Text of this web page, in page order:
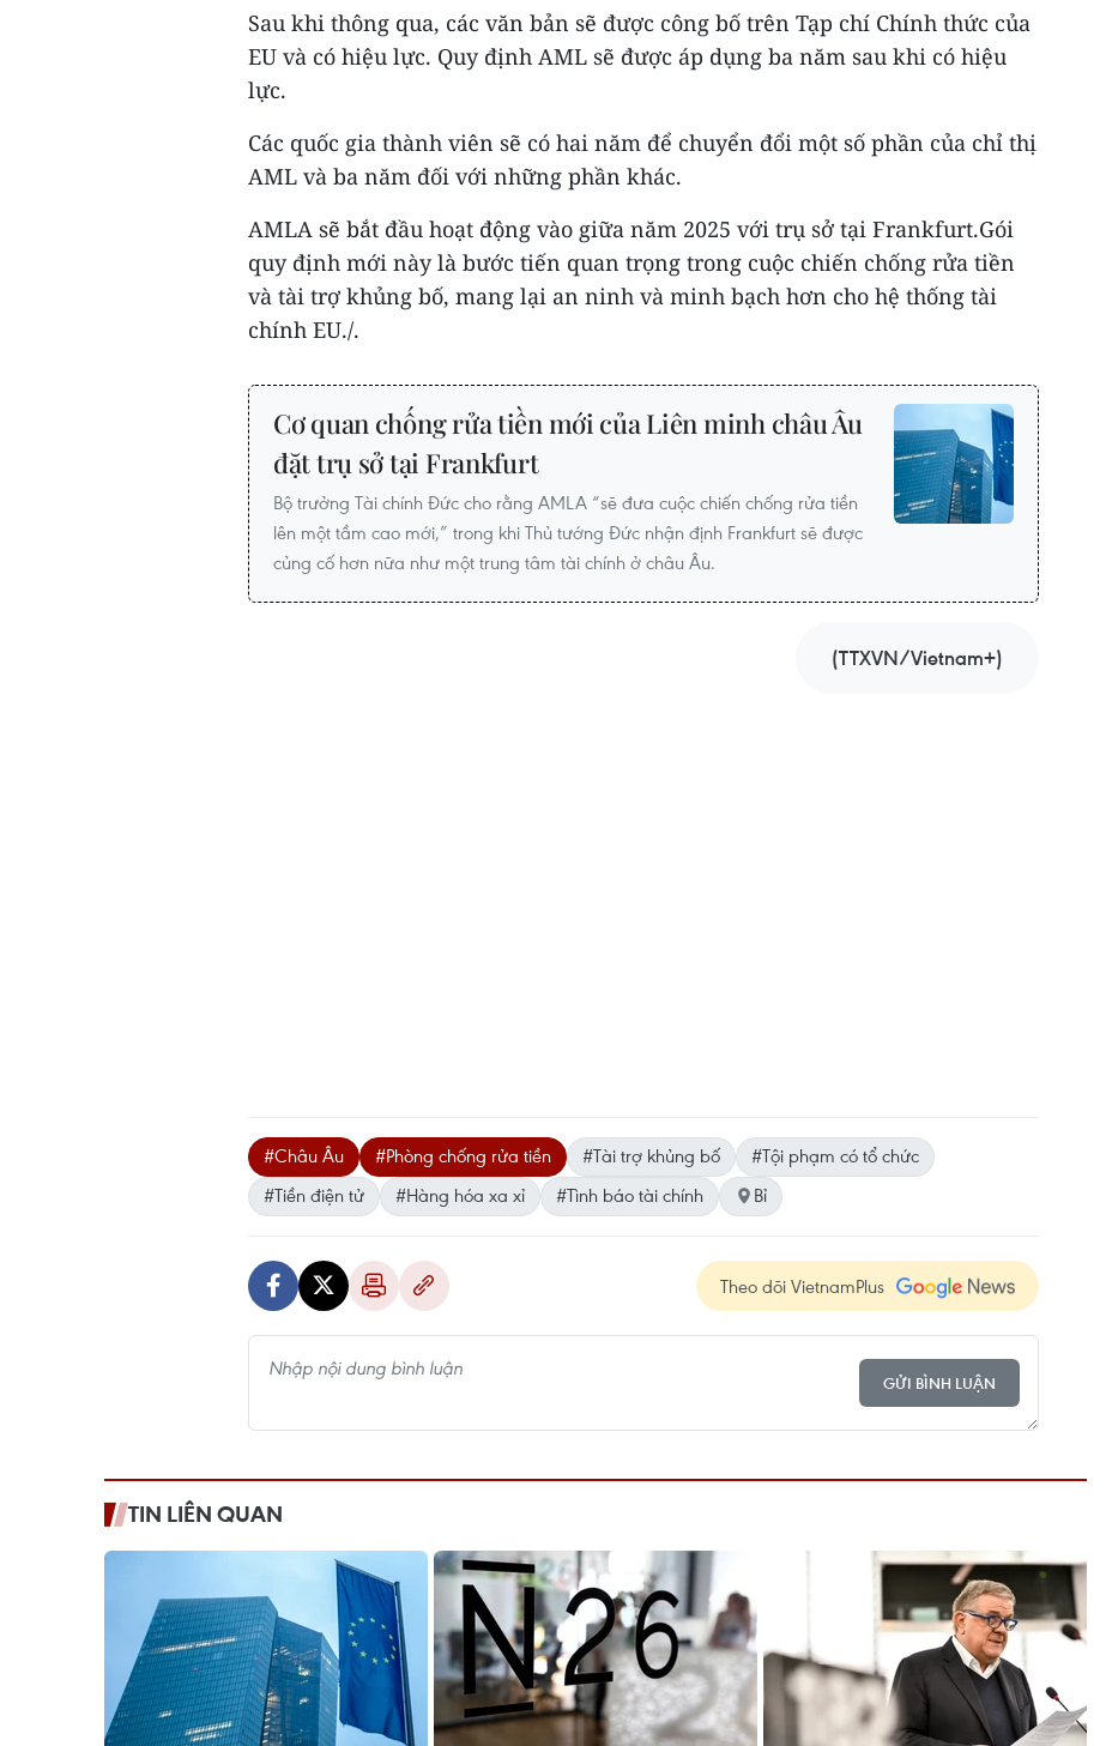
Sau khi thông qua, các văn bản sẽ được công bố trên Tạp chí Chính thức của
EU và có hiệu lực. Quy định AML sẽ được áp dụng ba năm sau khi có hiệu
lực.
Các quốc gia thành viên sẽ có hai năm để chuyển đổi một số phần của chỉ thị
AML và ba năm đối với những phần khác.
AMLA sẽ bắt đầu hoạt động vào giữa năm 2025 với trụ sở tại Frankfurt.Gói
quy định mới này là bước tiến quan trọng trong cuộc chiến chống rửa tiền
và tài trợ khủng bố, mang lại an ninh và minh bạch hơn cho hệ thống tài
chính EU./.
Cơ quan chống rửa tiền mới của Liên minh châu Âu
đặt trụ sở tại Frankfurt
Bộ trưởng Tài chính Đức cho rằng AMLA “sẽ đưa cuộc chiến chống rửa tiền
lên một tầm cao mới,” trong khi Thủ tướng Đức nhận định Frankfurt sẽ được
củng cố hơn nữa như một trung tâm tài chính ở châu Âu.
(TTXVN/Vietnam+)
#Châu Âu #Phòng chống rửa tiền #Tài trợ khủng bố
#Tội phạm có tổ chức
#Tiền điện tử
#Hàng hóa xa xỉ #Tình báo tài chính Bỉ
Theo dõi VietnamPlus
GỬI BÌNH LUẬN
TIN LIÊN QUAN